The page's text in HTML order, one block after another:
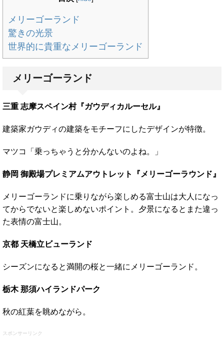
メリーゴーランド
驚きの光景
世界的に貴重なメリーゴーランド
メリーゴーランド
三重 志摩スペイン村『ガウディカルーセル』
建築家ガウディの建築をモチーフにしたデザインが特徴。
マツコ「乗っちゃうと分かんないのよね。」
静岡 御殿場プレミアムアウトレット『メリーゴーラウンド』
メリーゴーランドに乗りながら楽しめる富士山は大人になっ
てからでないと楽しめないポイント。夕景になるとまた違っ
た表情の富士山。
京都 天橋立ビューランド
シーズンになると満開の桜と一緒にメリーゴーランド。
栃木 那須ハイランドパーク
秋の紅葉を眺めながら。
スポンサーリンク